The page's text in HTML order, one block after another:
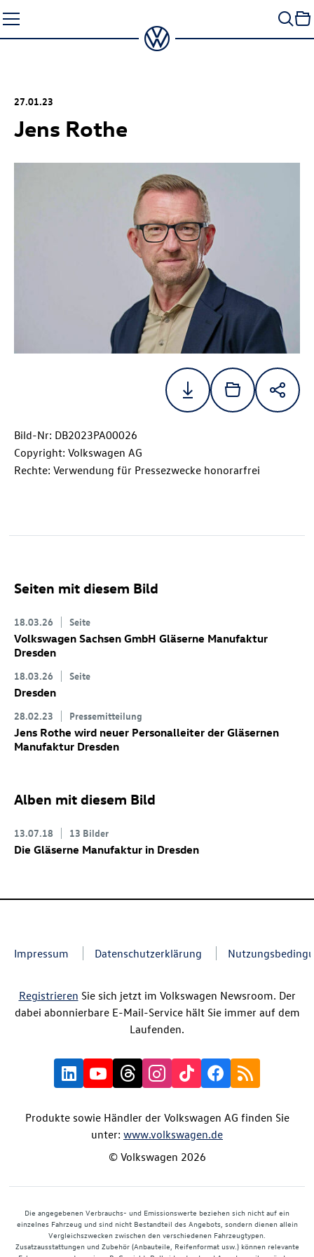
Seiteninhalt
springen
27.01.23
Jens Rothe
Bild-Nr: DB2023PA00026
Copyright: Volkswagen AG
Rechte: Verwendung für Pressezwecke honorarfrei
Seiten mit diesem Bild
18.03.26 Seite
Volkswagen Sachsen GmbH Gläserne Manufaktur
Dresden
18.03.26 Seite
Dresden
28.02.23 Pressemitteilung
Jens Rothe wird neuer Personalleiter der Gläsernen
Manufaktur Dresden
Alben mit diesem Bild
13.07.18 13 Bilder
Die Gläserne Manufaktur in Dresden
Impressum Datenschutzerklärung
Registrieren Sie sich jetzt im Volkswagen Newsroom. Der
dabei abonnierbare E-Mail-Service hält Sie immer auf dem
Laufenden.
Produkte sowie Händler der Volkswagen AG finden Sie
unter: www.volkswagen.de
© Volkswagen 2026
Die angegebenen Verbrauchs- und Emissionswerte beziehen sich nicht auf ein
einzelnes Fahrzeug und sind nicht Bestandteil des Angebots, sondern dienen allein
Vergleichszwecken zwischen den verschiedenen Fahrzeugtypen.
Zusatzausstattungen und Zubehör (Anbauteile, Reifenformat usw.) können relevante